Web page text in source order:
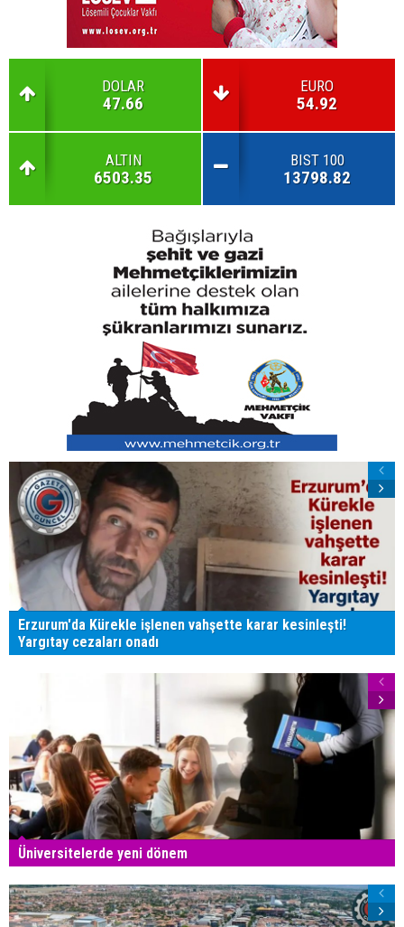
DOLAR
47.66
EURO
54.92
ALTIN
6503.35
BIST 100
13798.82
Erzurum'da Kürekle işlenen vahşette karar kesinleşti!
Yargıtay cezaları onadı
Üniversitelerde yeni dönem